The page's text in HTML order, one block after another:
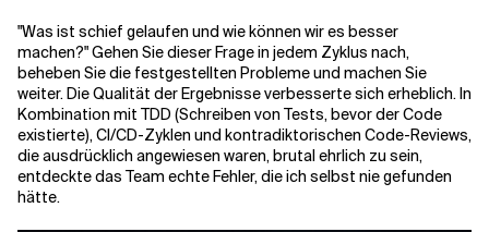
"Was ist schief gelaufen und wie können wir es besser
machen?" Gehen Sie dieser Frage in jedem Zyklus nach,
beheben Sie die festgestellten Probleme und machen Sie
weiter. Die Qualität der Ergebnisse verbesserte sich erheblich. In
Kombination mit TDD (Schreiben von Tests, bevor der Code
existierte), CI/CD-Zyklen und kontradiktorischen Code-Reviews,
die ausdrücklich angewiesen waren, brutal ehrlich zu sein,
entdeckte das Team echte Fehler, die ich selbst nie gefunden
hätte.